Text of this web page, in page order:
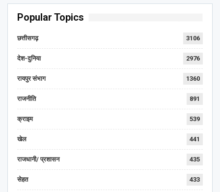
Popular Topics
छत्तीसगढ़ 3106
देश-दुनिया 2976
रायपुर संभाग 1360
राजनीति 891
क्राइम 539
खेल 441
राजधानी/ प्रशासन 435
सेहत 433